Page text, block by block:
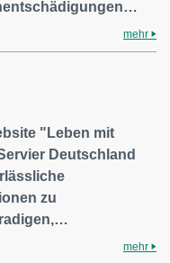
mehr
"Leben mit
Deutschland
zu
mehr